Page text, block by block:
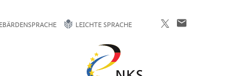
LEICHTE SPRACHE
Horizont
Europa